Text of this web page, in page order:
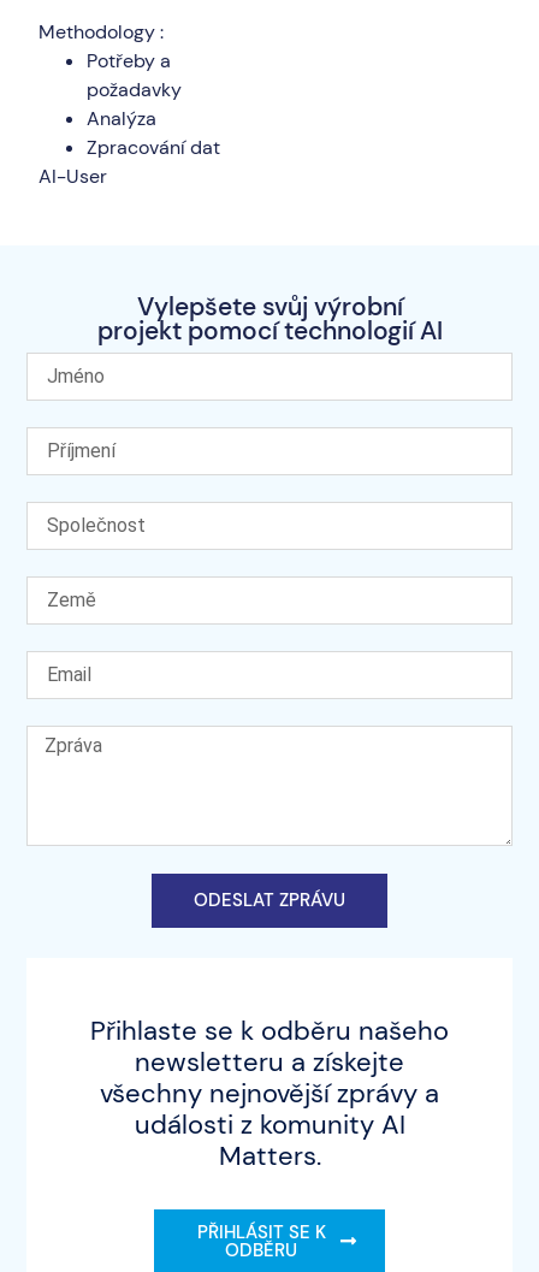
Methodology :
Potřeby a
požadavky
Analýza
Zpracování dat
AI-User
Vylepšete svůj výrobní
projekt pomocí technologií AI
ODESLAT ZPRÁVU
Přihlaste se k odběru našeho
newsletteru a získejte
všechny nejnovější zprávy a
události z komunity AI
Matters.
PŘIHLÁSIT SE K
ODBĚRU